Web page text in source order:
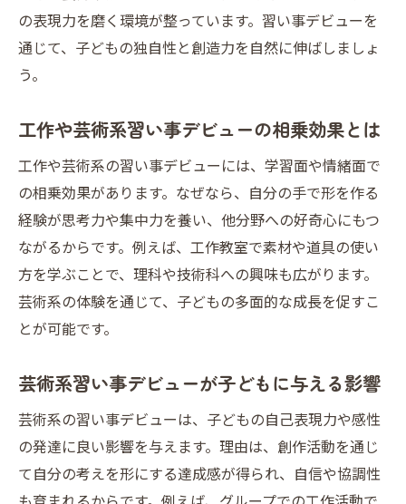
の表現力を磨く環境が整っています。習い事デビューを
通じて、子どもの独自性と創造力を自然に伸ばしましょ
う。
工作や芸術系習い事デビューの相乗効果とは
工作や芸術系の習い事デビューには、学習面や情緒面で
の相乗効果があります。なぜなら、自分の手で形を作る
経験が思考力や集中力を養い、他分野への好奇心にもつ
ながるからです。例えば、工作教室で素材や道具の使い
方を学ぶことで、理科や技術科への興味も広がります。
芸術系の体験を通じて、子どもの多面的な成長を促すこ
とが可能です。
芸術系習い事デビューが子どもに与える影響
芸術系の習い事デビューは、子どもの自己表現力や感性
の発達に良い影響を与えます。理由は、創作活動を通じ
て自分の考えを形にする達成感が得られ、自信や協調性